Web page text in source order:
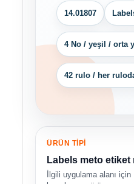
14.01807
4 No / yeşil / orta
42 rulo / her
ÜRÜN TİPİ
Labels meto etiket
İlgili uygulama alanı için